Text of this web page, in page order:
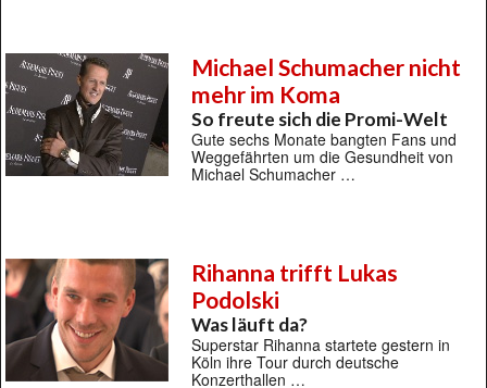
Michael Schumacher nicht
mehr im Koma
So freute sich die Promi-Welt
Gute sechs Monate bangten Fans und
Weggefährten um die Gesundheit von
Michael Schumacher …
Rihanna trifft Lukas
Podolski
Was läuft da?
Superstar Rihanna startete gestern in
Köln ihre Tour durch deutsche
Konzerthallen …